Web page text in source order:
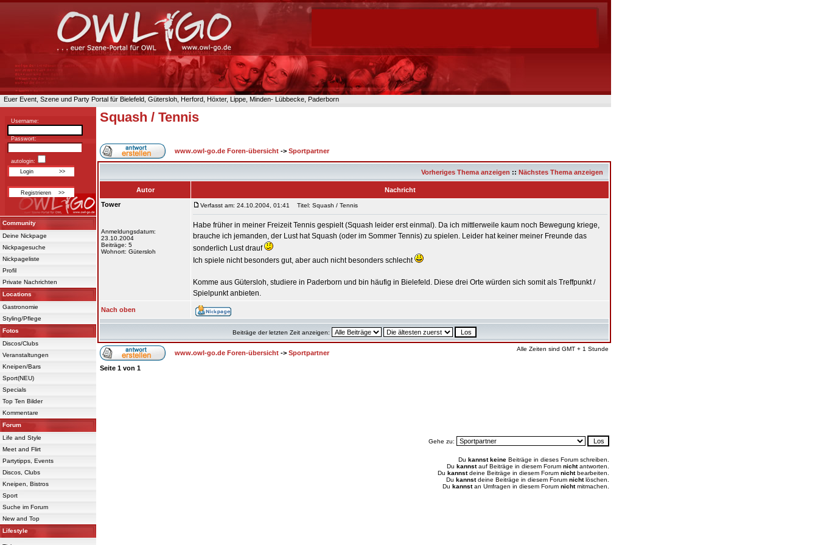
Euer Event, Szene und Party Portal für Bielefeld, Gütersloh, Herford, Höxter, Lippe, Minden- Lübbecke, Paderborn
Username:
Passwort:
autologin:
Community
Deine Nickpage
Nickpagesuche
Nickpageliste
Profil
Private Nachrichten
Locations
Gastronomie
Styling/Pflege
Fotos
Discos/Clubs
Veranstaltungen
Kneipen/Bars
Sport(NEU)
Specials
Top Ten Bilder
Kommentare
Forum
Life and Style
Meet and Flirt
Partytipps, Events
Discos, Clubs
Kneipen, Bistros
Sport
Suche im Forum
New and Top
Lifestyle
Squash / Tennis
www.owl-go.de Foren-übersicht -> Sportpartner
Vorheriges Thema anzeigen :: Nächstes Thema anzeigen
Autor
Nachricht
Tower
Anmeldungsdatum:
23.10.2004
Beiträge: 5
Wohnort: Gütersloh
Verfasst am: 24.10.2004, 01:41 Titel: Squash / Tennis
Habe früher in meiner Freizeit Tennis gespielt (Squash leider erst einmal). Da ich mittlerweile kaum noch Bewegung kriege,
brauche ich jemanden, der Lust hat Squash (oder im Sommer Tennis) zu spielen. Leider hat keiner meiner Freunde das
sonderlich Lust drauf
Ich spiele nicht besonders gut, aber auch nicht besonders schlecht
Komme aus Gütersloh, studiere in Paderborn und bin häufig in Bielefeld. Diese drei Orte würden sich somit als Treffpunkt /
Spielpunkt anbieten.
Nach oben
Beiträge der letzten Zeit anzeigen:
www.owl-go.de Foren-übersicht -> Sportpartner
Alle Zeiten sind GMT + 1 Stunde
Seite 1 von 1
Gehe zu:
Du kannst keine Beiträge in dieses Forum schreiben.
Du kannstauf Beiträge in diesem Forum nichtantworten.
Du kannstdeine Beiträge in diesem Forum nichtbearbeiten.
Du kannstdeine Beiträge in diesem Forum nichtlöschen.
Du kannstan Umfragen in diesem Forum nichtmitmachen.